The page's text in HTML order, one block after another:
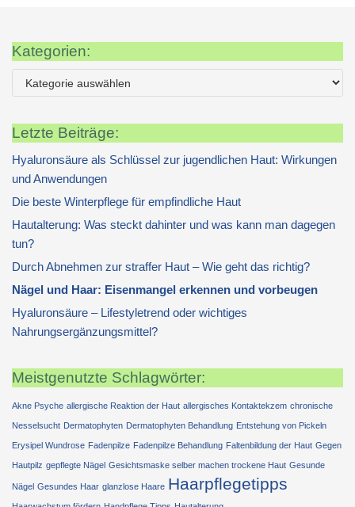
Kategorien:
Letzte Beiträge:
Hyaluronsäure als Schlüssel zur jugendlichen Haut: Wirkungen
und Anwendungen
Die beste Winterpflege für empfindliche Haut
Hautalterung: Was steckt dahinter und was kann man dagegen
tun?
Durch Abnehmen zur straffer Haut – Wie geht das richtig?
Nägel und Haar: Eisenmangel erkennen und vorbeugen
Hyaluronsäure – Lifestyletrend oder wichtiges
Nahrungsergänzungsmittel?
Meistgenutzte Schlagwörter:
Akne Psyche allergische Reaktion der Haut allergisches Kontaktekzem chronische
Nesselsucht Dermatophyten Dermatophyten Behandlung Entstehung von Pickeln
Erysipel Wundrose Fadenpilze Fadenpilze Behandlung Faltenbildung der Haut Gegen
Hautpilz gepflegte Nägel Gesichtsmaske selber machen trockene Haut Gesunde
Nägel Gesundes Haar glanzlose Haare Haarpflegetipps